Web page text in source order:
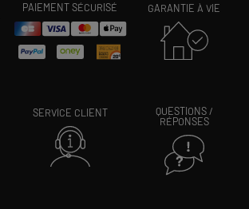
PAIEMENT SÉCURISÉ GARANTIE À VIE
SERVICE CLIENT
QUESTIONS /
RÉPONSES